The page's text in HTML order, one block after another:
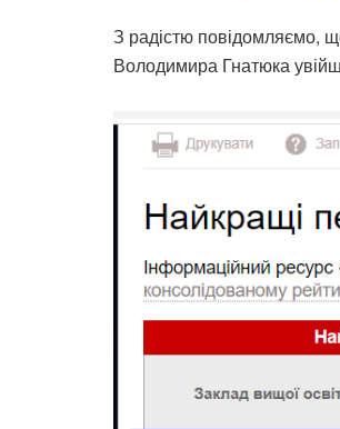
З радістю повідомляємо,
Володимира Гнатюка